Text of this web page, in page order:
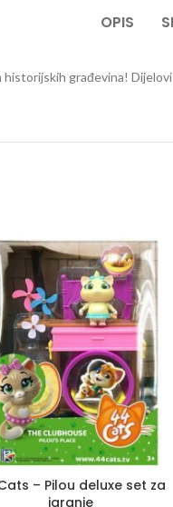
OPIS
građevina!
– Pilou deluxe set za
igranje